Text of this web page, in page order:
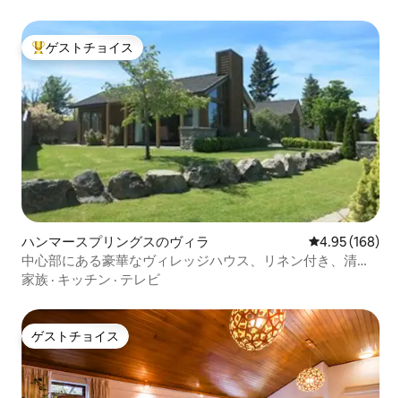
大好評のゲストチョイスです。
ゲストチョイス
ハンマースプリングスのヴィラ レビュー168
4.95 (168)
中心部にある豪華なヴィレッジハウス、リネン付き、清
潔。
家族 · キッチン · テレビ
ゲストチョイス
ゲストチョイス